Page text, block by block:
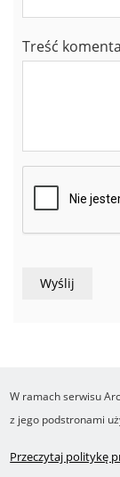
Treść
COPYRIGHT
Wykonanie i
Footer
Regulamin
W ramach serwisu
z jego podstronami
Przeczytaj politykę